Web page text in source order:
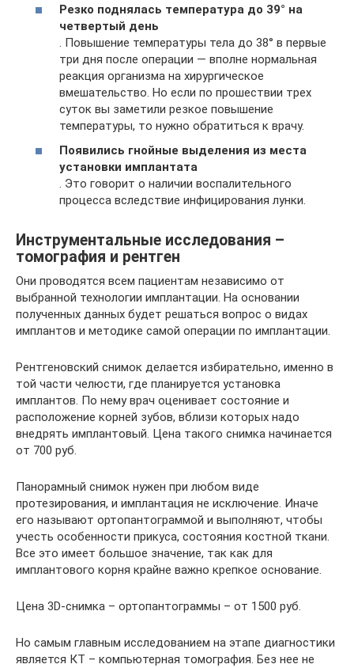
Резко поднялась температура до 39° на
четвертый день
. Повышение температуры тела до 38° в первые
три дня после операции — вполне нормальная
реакция организма на хирургическое
вмешательство. Но если по прошествии трех
суток вы заметили резкое повышение
температуры, то нужно обратиться к врачу.
Появились гнойные выделения из места
установки имплантата
. Это говорит о наличии воспалительного
процесса вследствие инфицирования лунки.
Инструментальные исследования –
томография и рентген
Они проводятся всем пациентам независимо от
выбранной технологии имплантации. На основании
полученных данных будет решаться вопрос о видах
имплантов и методике самой операции по имплантации.
Рентгеновский снимок делается избирательно, именно в
той части челюсти, где планируется установка
имплантов. По нему врач оценивает состояние и
расположение корней зубов, вблизи которых надо
внедрять имплантовый. Цена такого снимка начинается
от 700 руб.
Панорамный снимок нужен при любом виде
протезирования, и имплантация не исключение. Иначе
его называют ортопантограммой и выполняют, чтобы
учесть особенности прикуса, состояния костной ткани.
Все это имеет большое значение, так как для
имплантового корня крайне важно крепкое основание.
Цена 3D-снимка – ортопантограммы – от 1500 руб.
Но самым главным исследованием на этапе диагностики
является КТ – компьютерная томография. Без нее не